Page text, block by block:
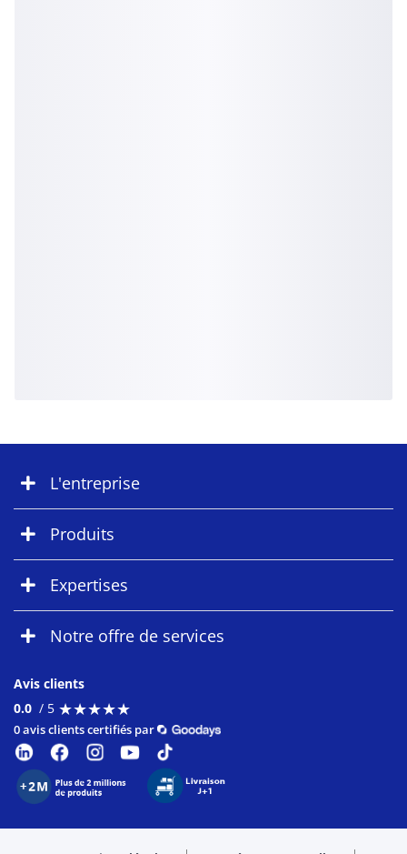
L'entreprise
Produits
Expertises
Notre offre de services
Avis clients
0.0 / 5 ★★★★★
★★★★★
0 avis clients certifiés par